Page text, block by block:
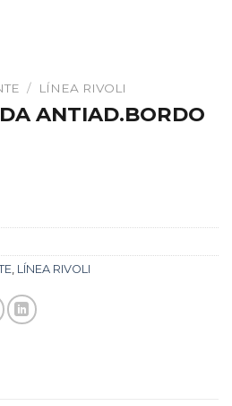
/ LÍNEA RIVOLI
ANTIAD.BORDO
, LÍNEA RIVOLI